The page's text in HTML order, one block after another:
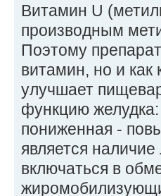
Витамин U
производным
Поэтому
витамин, но и как
улучшает
функцию
пониженная -
является
включаться в